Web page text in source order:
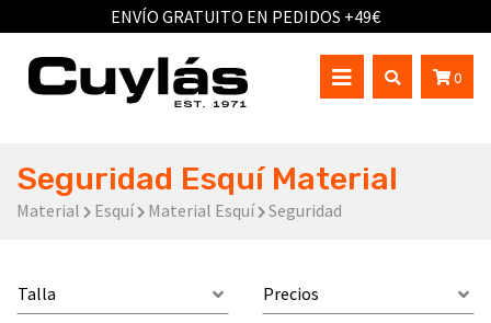
ENVÍO GRATUITO EN PEDIDOS +49€
0
Seguridad Esquí Material
Material Esquí Material Esquí Seguridad
Talla
Precios